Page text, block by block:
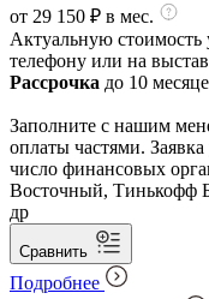
от 29 150 ₽ в мес.
Актуальную стоимость
телефону или на
Рассрочка до 10
Заполните с нашим
оплаты частями.
число финансовых
Восточный, Тинькофф
др
Сравнить
Подробнее